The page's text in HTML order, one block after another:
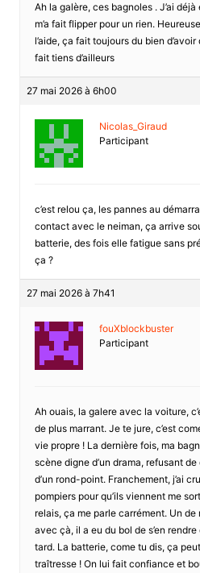
Ah la galère, ces bagnoles . J’ai
m’a fait flipper pour un rien.
l’aide, ça fait toujours du bien
fait tiens d’ailleurs
27 mai 2026 à 6h00
Nicolas_Giraud
Participant
c’est relou ça, les pannes au
contact avec le neiman, ça arrive
batterie, des fois elle fatigue sans
ça ?
27 mai 2026 à 7h41
fouXblockbuster
Participant
Ah ouais, la galere avec la voiture,
de plus marrant. Je te jure, c’est
vie propre ! La dernière fois, ma
scène digne d’un drama, refusant
d’un rond-point. Franchement, j’ai
pompiers pour qu’ils viennent me
relais, ça me parle carrément. Un de
avec çà, il a eu du bol de s’en
tard. La batterie, come tu dis, ça
traîtresse ! On lui fait confiance et